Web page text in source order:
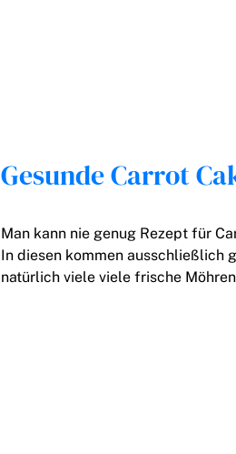
Gesunde Carrot
Man kann nie genug Rezept für
In diesen kommen ausschließlich
natürlich viele viele frische